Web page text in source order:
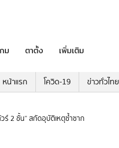
ม ตาตั้ง เพิ่มเติม
หน้าแรก โควิด-19 ข่าวทั่วไทย
วร์ 2 ชั้น” สกัดอุบัติเหตุซ้ำซาก